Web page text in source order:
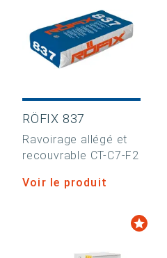
RÖFIX 837
Ravoirage allégé et
recouvrable CT-C7-F2
Voir le produit